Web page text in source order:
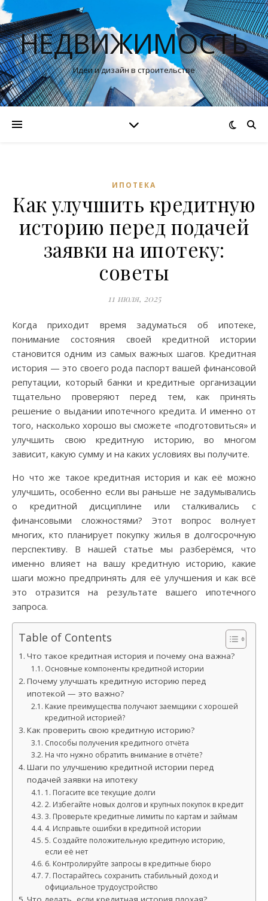
НЕДВИЖИМОСТЬ
Идеи и дизайн в строительстве
ИПОТЕКА
Как улучшить кредитную
историю перед подачей
заявки на ипотеку:
советы
11 июля, 2025
Когда приходит время задуматься об ипотеке,
понимание состояния своей кредитной истории
становится одним из самых важных шагов. Кредитная
история — это своего рода паспорт вашей финансовой
репутации, который банки и кредитные организации
тщательно проверяют перед тем, как принять
решение о выдании ипотечного кредита. И именно от
того, насколько хорошо вы сможете «подготовиться» и
улучшить свою кредитную историю, во многом
зависит, какую сумму и на каких условиях вы получите.
Но что же такое кредитная история и как её можно
улучшить, особенно если вы раньше не задумывались
о кредитной дисциплине или сталкивались с
финансовыми сложностями? Этот вопрос волнует
многих, кто планирует покупку жилья в долгосрочную
перспективу. В нашей статье мы разберёмся, что
именно влияет на вашу кредитную историю, какие
шаги можно предпринять для её улучшения и как всё
это отразится на результате вашего ипотечного
запроса.
Table of Contents
Что такое кредитная история и почему она важна?
Основные компоненты кредитной истории
Почему улучшать кредитную историю перед
ипотекой — это важно?
Какие преимущества получают заемщики с хорошей
кредитной историей?
Как проверить свою кредитную историю?
Способы получения кредитного отчёта
На что нужно обратить внимание в отчёте?
Шаги по улучшению кредитной истории перед
подачей заявки на ипотеку
1. Погасите все текущие долги
2. Избегайте новых долгов и крупных покупок в кредит
3. Проверьте кредитные лимиты по картам и займам
4. Исправьте ошибки в кредитной истории
5. Создайте положительную кредитную историю,
если её нет
6. Контролируйте запросы в кредитные бюро
7. Постарайтесь сохранить стабильный доход и
официальное трудоустройство